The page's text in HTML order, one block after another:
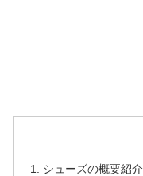
シューズの概要紹介